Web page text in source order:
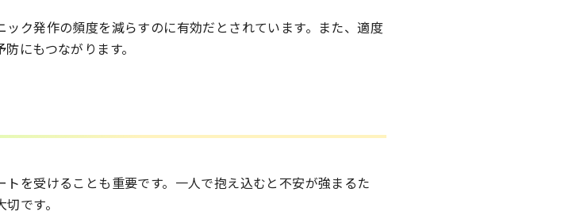
ク発作の頻度を減らすのに有効だとされています。また、適度
にもつながります。
を受けることも重要です。一人で抱え込むと不安が強まるた
です。